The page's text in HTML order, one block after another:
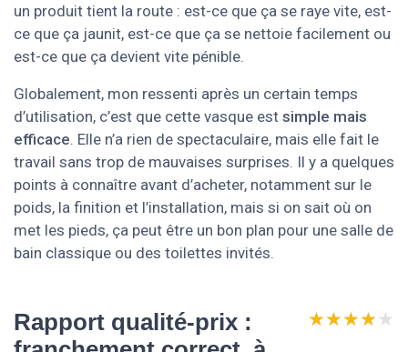
un produit tient la route : est-ce que ça se raye vite, est-
ce que ça jaunit, est-ce que ça se nettoie facilement ou
est-ce que ça devient vite pénible.
Globalement, mon ressenti après un certain temps
d’utilisation, c’est que cette vasque est simple mais
efficace. Elle n’a rien de spectaculaire, mais elle fait le
travail sans trop de mauvaises surprises. Il y a quelques
points à connaître avant d’acheter, notamment sur le
poids, la finition et l’installation, mais si on sait où on
met les pieds, ça peut être un bon plan pour une salle de
bain classique ou des toilettes invités.
Rapport qualité-prix :
★★★★★
★★★★★